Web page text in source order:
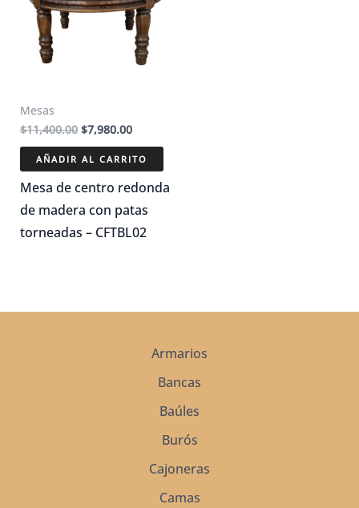
Mesas
$11,400.00 El
original
era:
$11,400.00.
$7,980.00El
actual
es:
$7,980.00.
AÑADIR AL CARRITO
Mesa de centro redonda
de madera con patas
torneadas – CFTBL02
Armarios
Bancas
Baúles
Burós
Cajoneras
Camas